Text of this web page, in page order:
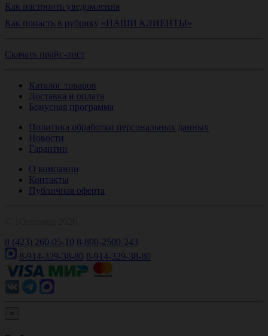
Как настроить уведомления
Как попасть в рубрику «НАШИ КЛИЕНТЫ»
Скачать прайс-лист
Каталог товаров
Доставка и оплата
Бонусная программа
Политика обработки персональных данных
Новости
Гарантии
О компании
Контакты
Публичная оферта
8 (423) 260-05-10 8-800-2500-243
8-914-329-38-80 8-914-329-38-80
×